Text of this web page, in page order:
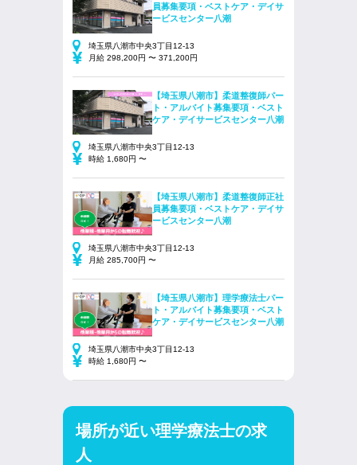
員募集要項・ベストケア・デイサ
ービスセンター八潮
埼玉県八潮市中央3丁目12-13
月給 298,200円 〜 371,200円
【埼玉県八潮市】柔道整復師パー
ト・アルバイト募集要項・ベスト
ケア・デイサービスセンター八潮
埼玉県八潮市中央3丁目12-13
時給 1,680円 〜
【埼玉県八潮市】柔道整復師正社
員募集要項・ベストケア・デイサ
ービスセンター八潮
埼玉県八潮市中央3丁目12-13
月給 285,700円 〜
【埼玉県八潮市】理学療法士パー
ト・アルバイト募集要項・ベスト
ケア・デイサービスセンター八潮
埼玉県八潮市中央3丁目12-13
時給 1,680円 〜
場所が近い理学療法士の求
人